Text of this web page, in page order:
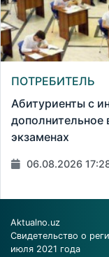
ПОТРЕБИТЕЛЬ
Абитуриенты с
дополнительное
экзаменах
06.08.2026
Aktualno.uz
Свидетельство о
июля 2021 года